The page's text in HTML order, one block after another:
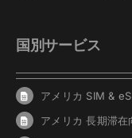
国別サービス
アメリカ SIM &
アメリカ 長期滞在